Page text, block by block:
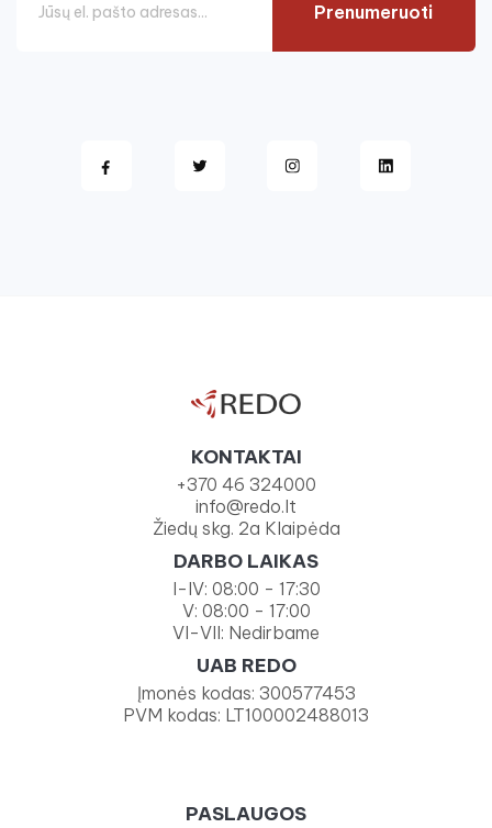
Prenumeruoti
KONTAKTAI
+370 46 324000
info@redo.lt
Žiedų skg. 2a Klaipėda
DARBO LAIKAS
I-IV: 08:00 - 17:30
V: 08:00 - 17:00
VI-VII: Nedirbame
UAB REDO
Įmonės kodas: 300577453
PVM kodas: LT100002488013
PASLAUGOS